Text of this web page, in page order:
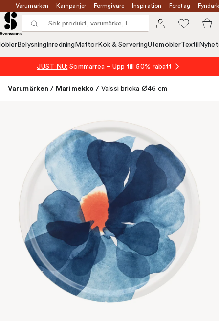
Varumärken Kampanjer Formgivare Inspiration Företag
Belysning Inredning MattorKök & ServeringUtemöblerTextil
JUST NU: Sommarrea – Upp till 50% rabatt
Varumärken / Marimekko / Valssi bricka Ø46 cm